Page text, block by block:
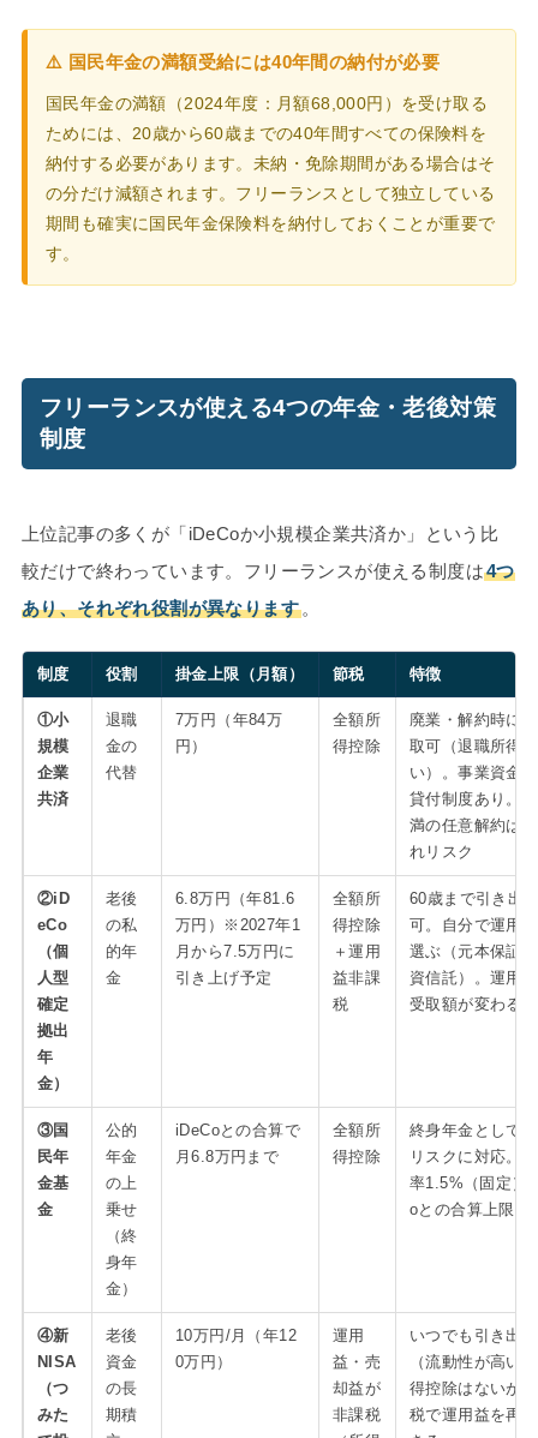
⚠️ 国民年金の満額受給には40年間の納付が必要
国民年金の満額（2024年度：月額68,000円）を受け取る
ためには、20歳から60歳までの40年間すべての保険料を
納付する必要があります。未納・免除期間がある場合はそ
の分だけ減額されます。フリーランスとして独立している
期間も確実に国民年金保険料を納付しておくことが重要で
す。
フリーランスが使える4つの年金・老後対策
制度
上位記事の多くが「iDeCoか小規模企業共済か」という比
較だけで終わっています。フリーランスが使える制度は4つ
あり、それぞれ役割が異なります。
制度 役割 掛金上限（月額） 節税 特徴
①小
規模
企業
共済
退職
金の
代替
7万円（年84万
円）
全額所
得控除
廃業・解約時に
取可（退職所得扱
い）。事業資金
貸付制度あり。
満の任意解約は
れリスク
②iD
eCo
（個
人型
確定
拠出
年
金）
老後
の私
的年
金
6.8万円（年81.6
万円）※2027年1
月から7.5万円に
引き上げ予定
全額所
得控除
＋運用
益非課
税
60歳まで引き出
可。自分で運用
選ぶ（元本保証
資信託）。運用
受取額が変わる
③国
民年
金基
金
公的
年金
の上
乗せ
（終
身年
金）
iDeCoとの合算で
月6.8万円まで
全額所
得控除
終身年金として
リスクに対応。
率1.5%（固定）
oとの合算上限に
④新
NISA
（つ
みた
老後
資金
の長
期積
10万円/月（年12
0万円）
運用
益・売
却益が
非課税
いつでも引き出
（流動性が高い
得控除はないが
税で運用益を再